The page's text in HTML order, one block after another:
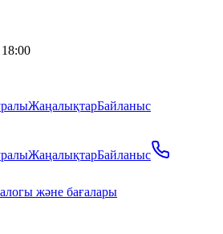
ЖаңалықтарБайланыс
ЖаңалықтарБайланыс
және бағалары